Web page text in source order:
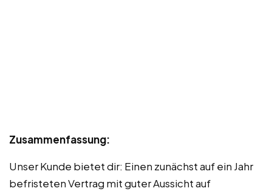
Zusammenfassung:
Unser Kunde bietet dir: Einen zunächst auf ein Jahr
befristeten Vertrag mit guter Aussicht auf